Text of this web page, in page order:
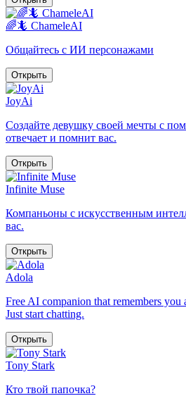
🌈🦎 ChameleAI
Общайтесь с ИИ персонажами
Открыть
JoyAi
Создайте девушку своей мечты с
отвечает и помнит вас.
Открыть
Infinite Muse
Компаньоны с искусственным
вас.
Открыть
Adola
Free AI companion that remembers you
Just start chatting.
Открыть
Tony Stark
Кто твой папочка?